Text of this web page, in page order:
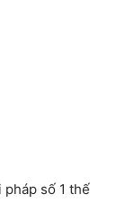
số 1 thế